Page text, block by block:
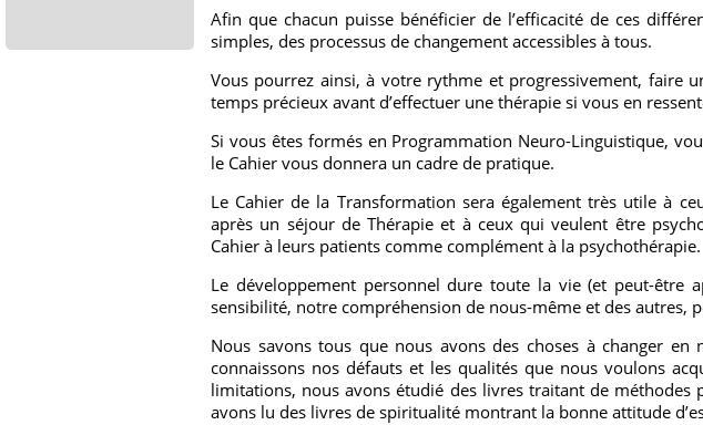
Afin que chacun puisse bénéficier de l’efficacité de ces
simples, des processus de changement accessibles à tous.
Vous pourrez ainsi, à votre rythme et progressivement, faire
temps précieux avant d’effectuer une thérapie si vous en
Si vous êtes formés en Programmation Neuro-Linguistique,
le Cahier vous donnera un cadre de pratique.
Le Cahier de la Transformation sera également très utile à
après un séjour de Thérapie et à ceux qui veulent être
Cahier à leurs patients comme complément à la psychothérapie.
Le développement personnel dure toute la vie (et peut-être
sensibilité, notre compréhension de nous-même et des
Nous savons tous que nous avons des choses à changer
connaissons nos défauts et les qualités que nous voulons
limitations, nous avons étudié des livres traitant de
avons lu des livres de spiritualité montrant la bonne attitude